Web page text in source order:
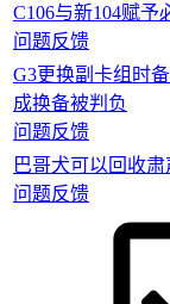
C106与新104赋予
问题反馈
G3更换副卡组时
成换备被判负
问题反馈
巴哥犬可以回收肃
问题反馈